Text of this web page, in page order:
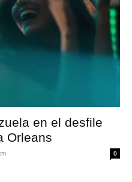
en el desfile
Orleans
0